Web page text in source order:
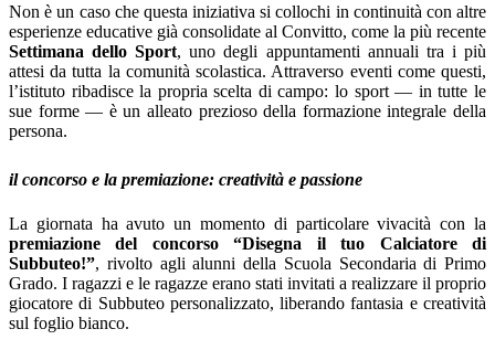
Non è un caso che questa iniziativa si collochi in continuità con altre
esperienze educative già consolidate al Convitto, come la più recente
Settimana dello Sport, uno degli appuntamenti annuali tra i più
attesi da tutta la comunità scolastica. Attraverso eventi come questi,
l’istituto ribadisce la propria scelta di campo: lo sport — in tutte le
sue forme — è un alleato prezioso della formazione integrale della
persona.
il concorso e la premiazione: creatività e passione
La giornata ha avuto un momento di particolare vivacità con la
premiazione del concorso “Disegna il tuo Calciatore di
Subbuteo!”, rivolto agli alunni della Scuola Secondaria di Primo
Grado. I ragazzi e le ragazze erano stati invitati a realizzare il proprio
giocatore di Subbuteo personalizzato, liberando fantasia e creatività
sul foglio bianco.